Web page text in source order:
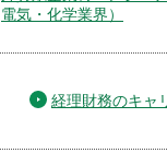
電気・化学業界）
経理財務のキャ